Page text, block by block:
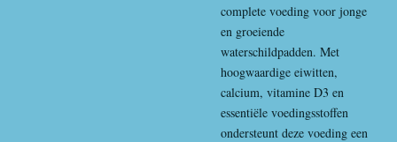
complete voeding voor jonge
en groeiende
waterschildpadden. Met
hoogwaardige eiwitten,
calcium, vitamine D3 en
essentiële voedingsstoffen
ondersteunt deze voeding een